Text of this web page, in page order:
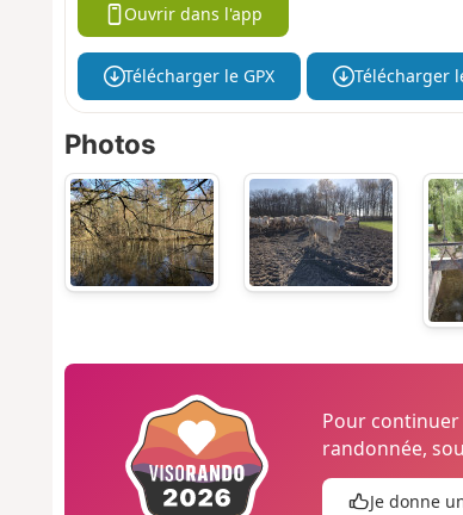
Ouvrir dans l'app
Télécharger le GPX Télécharger
Photos
Pour
randonnée,
Je donne